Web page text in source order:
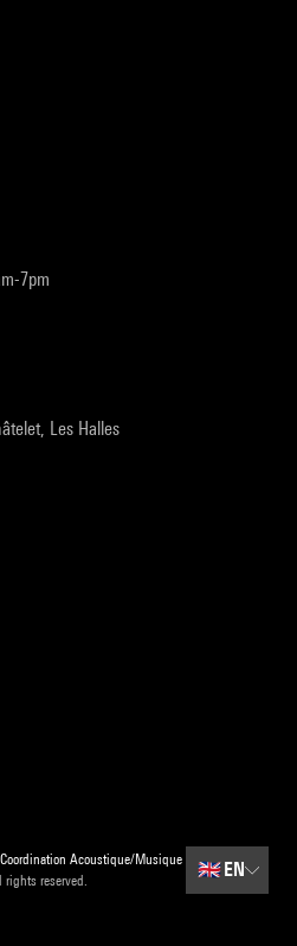
7pm
Les Halles
Acoustique/Musique
reserved.
🇬🇧 EN